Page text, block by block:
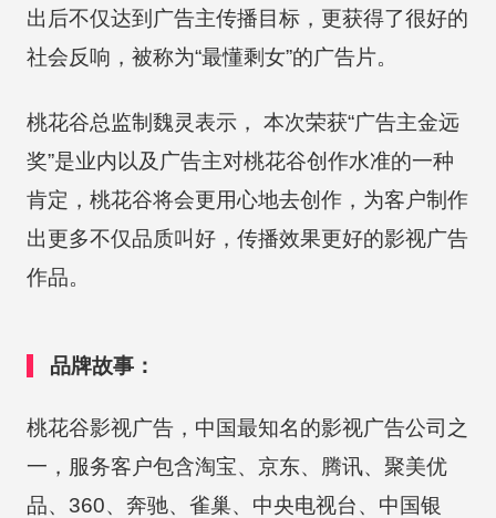
出后不仅达到广告主传播目标，更获得了很好的
社会反响，被称为“最懂剩女”的广告片。
桃花谷总监制魏灵表示， 本次荣获“广告主金远
奖”是业内以及广告主对桃花谷创作水准的一种
肯定，桃花谷将会更用心地去创作，为客户制作
出更多不仅品质叫好，传播效果更好的影视广告
作品。
品牌故事：
桃花谷影视广告，中国最知名的影视广告公司之
一，服务客户包含淘宝、京东、腾讯、聚美优
品、360、奔驰、雀巢、中央电视台、中国银